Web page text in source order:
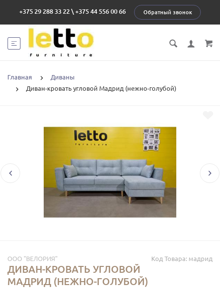
+375 29 288 33 22 \ +375 44 556 00 66 Обратный звонок
Главная
Диваны
Диван-кровать угловой Мадрид (нежно-голубой)
Код Товара: мадрид
ООО "ВЕЛОРИЯ"
ДИВАН-КРОВАТЬ УГЛОВОЙ
МАДРИД (НЕЖНО-ГОЛУБОЙ)